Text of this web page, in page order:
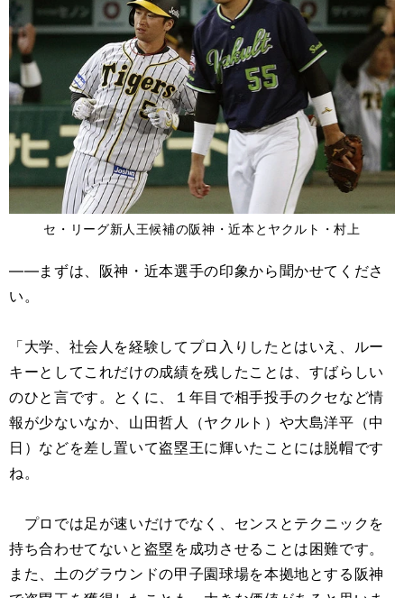
セ・リーグ新人王候補の阪神・近本とヤクルト・村上
――まずは、阪神・近本選手の印象から聞かせてくださ
い。
「大学、社会人を経験してプロ入りしたとはいえ、ルー
キーとしてこれだけの成績を残したことは、すばらしい
のひと言です。とくに、１年目で相手投手のクセなど情
報が少ないなか、山田哲人（ヤクルト）や大島洋平（中
日）などを差し置いて盗塁王に輝いたことには脱帽です
ね。
プロでは足が速いだけでなく、センスとテクニックを
持ち合わせてないと盗塁を成功させることは困難です。
また、土のグラウンドの甲子園球場を本拠地とする阪神